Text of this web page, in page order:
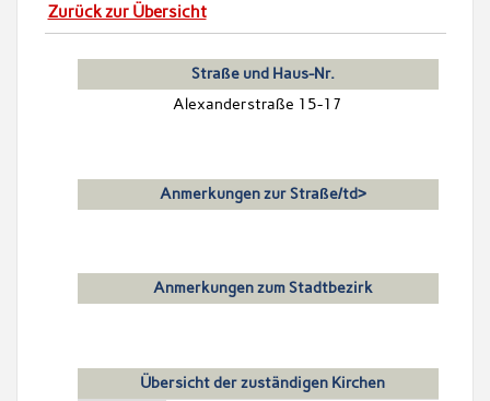
Zurück zur Übersicht
Straße und Haus-Nr.
Alexanderstraße 15-17
Anmerkungen zur Straße/td>
Anmerkungen zum Stadtbezirk
Übersicht der zuständigen Kirchen